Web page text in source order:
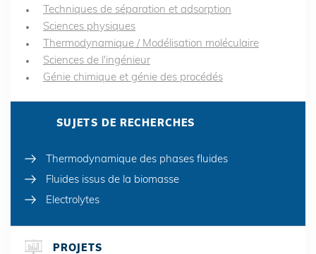
Techniques de séparation et adsorption
Sciences physiques
Thermodynamique / Modélisation moléculaire
Sciences de l'ingénieur
Génie chimique et génie des procédés
SUJETS DE RECHERCHES
Thermodynamique des phases fluides
Fluides issus de la biomasse
Electrolytes
PROJETS